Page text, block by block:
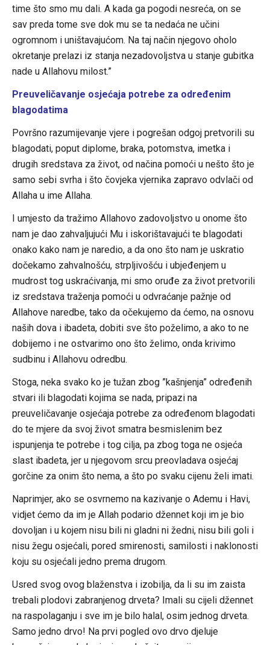
time što smo mu dali. A kada ga pogodi nesreća, on se
sav preda tome sve dok mu se ta nedaća ne učini
ogromnom i uništavajućom. Na taj način njegovo oholo
okretanje prelazi iz stanja nezadovoljstva u stanje gubitka
nade u Allahovu milost.”
Preuveličavanje osjećaja potrebe za određenim
blagodatima
Površno razumijevanje vjere i pogrešan odgoj pretvorili su
blagodati, poput diplome, braka, potomstva, imetka i
drugih sredstava za život, od načina pomoći u nešto što je
samo sebi svrha i što čovjeka vjernika zapravo odvlači od
Allaha u ime Allaha.
I umjesto da tražimo Allahovo zadovoljstvo u onome što
nam je dao zahvaljujući Mu i iskorištavajući te blagodati
onako kako nam je naredio, a da ono što nam je uskratio
dočekamo zahvalnošću, strpljivošću i ubjeđenjem u
mudrost tog uskraćivanja, mi smo oruđe za život pretvorili
iz sredstava traženja pomoći u odvraćanje pažnje od
Allahove naredbe, tako da očekujemo da ćemo, na osnovu
naših dova i ibadeta, dobiti sve što poželimo, a ako to ne
dobijemo i ne ostvarimo ono što želimo, onda krivimo
sudbinu i Allahovu odredbu.
Stoga, neka svako ko je tužan zbog ”kašnjenja” određenih
stvari ili blagodati kojima se nada, pripazi na
preuveličavanje osjećaja potrebe za određenom blagodati
do te mjere da svoj život smatra besmislenim bez
ispunjenja te potrebe i tog cilja, pa zbog toga ne osjeća
slast ibadeta, jer u njegovom srcu preovladava osjećaj
gorčine za onim što nema, a što po svaku cijenu želi imati.
Naprimjer, ako se osvrnemo na kazivanje o Ademu i Havi,
vidjet ćemo da im je Allah podario džennet koji im je bio
dovoljan i u kojem nisu bili ni gladni ni žedni, nisu bili goli i
nisu žegu osjećali, pored smirenosti, samilosti i naklonosti
koju su osjećali jedno prema drugom.
Usred svog ovog blaženstva i izobilja, da li su im zaista
trebali plodovi zabranjenog drveta? Imali su cijeli džennet
na raspolaganju i sve im je bilo halal, osim jednog drveta.
Samo jedno drvo! Na prvi pogled ovo drvo djeluje